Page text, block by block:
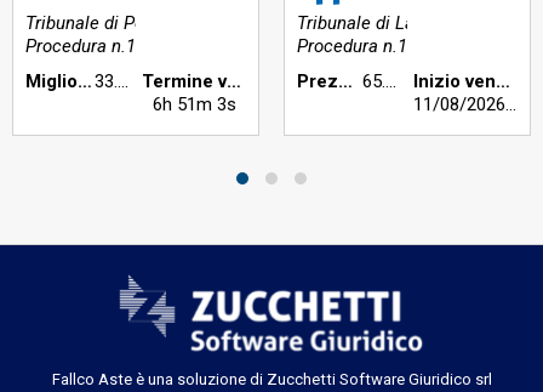
Tribunale di Perugia
Procedura n.155/2023
Miglior offerta €: 33.500,00
Termine vendita:
6h 51m 2s
Tribunale di Latina
Procedura n.173/2024
Prezzo base €: 65.504,00
Inizio vendita:
11/08/2026h
Fallco Aste è una soluzione di Zucchetti Software Giuridico srl